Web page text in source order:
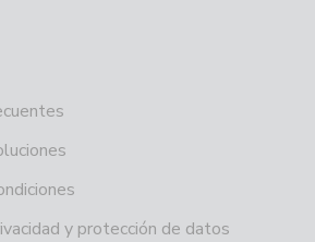
y protección de datos